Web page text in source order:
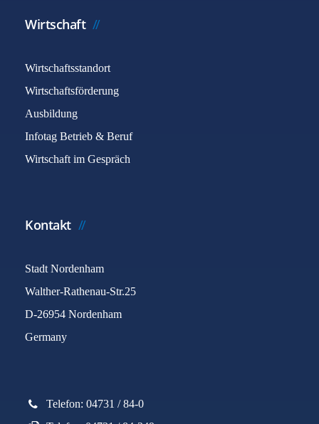
An dieser Stelle finden sie noch bis auf weiteres
unser "altes" Angebot zu den Digitalen
Dienstleistungen.
Wirtschaft
Wirtschaftsstandort
Wirtschaftsförderung
Ausbildung
Infotag Betrieb & Beruf
Wirtschaft im Gespräch
Kontakt
Stadt Nordenham
Walther-Rathenau-Str.25
D-26954 Nordenham
Germany
Telefon: 04731 / 84-0